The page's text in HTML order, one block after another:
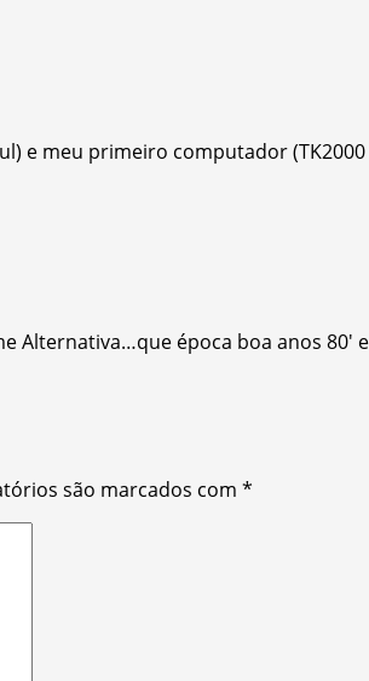
e meu primeiro computador
época boa anos 80′
são marcados com *